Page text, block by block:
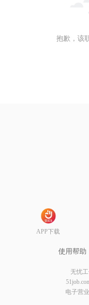
抱歉，该
APP下载
使用帮助
无忧
电子营